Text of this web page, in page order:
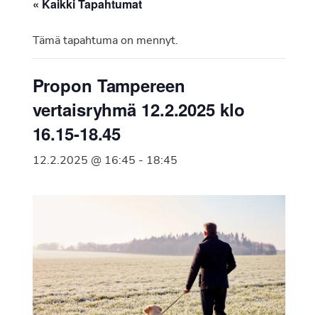
Ry
vuonna
Suomen
Syöpäyhdistyksen
jäsenjärjestö.
« Kaikki Tapahtumat
Tämä tapahtuma on mennyt.
Propon Tampereen
vertaisryhmä 12.2.2025 klo
16.15-18.45
12.2.2025 @ 16:45 - 18:45